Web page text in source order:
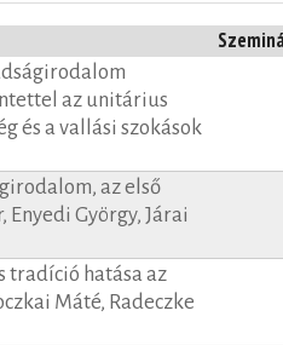
az unitárius
és a vallási szokások
az első
Enyedi György, Járai
tradíció hatása az
Máté, Radeczke